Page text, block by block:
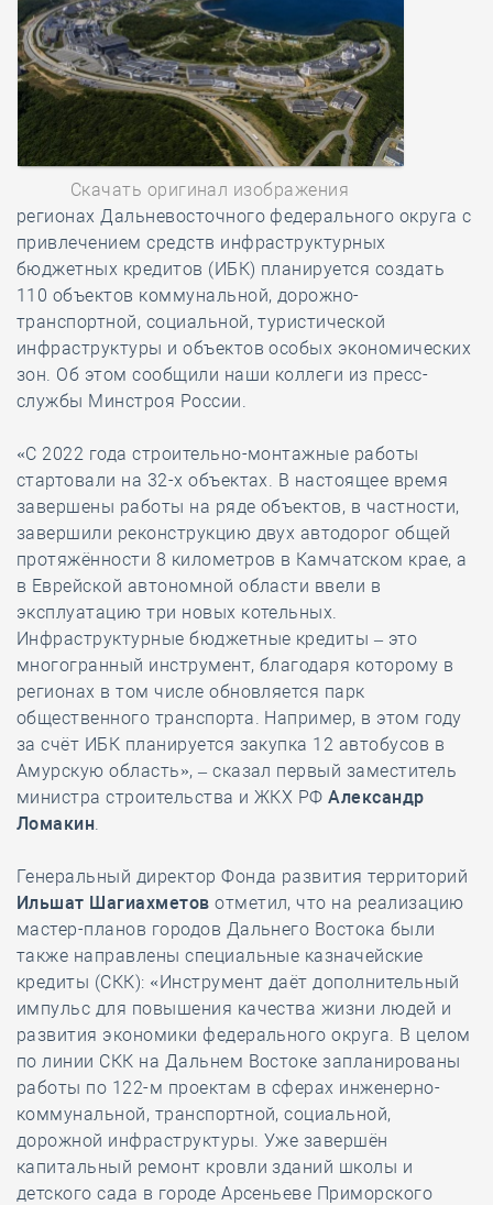
Скачать оригинал изображения
регионах Дальневосточного федерального округа с
привлечением средств инфраструктурных
бюджетных кредитов (ИБК) планируется создать
110 объектов коммунальной, дорожно-
транспортной, социальной, туристической
инфраструктуры и объектов особых экономических
зон. Об этом сообщили наши коллеги из пресс-
службы Минстроя России.
«С 2022 года строительно-монтажные работы
стартовали на 32-х объектах. В настоящее время
завершены работы на ряде объектов, в частности,
завершили реконструкцию двух автодорог общей
протяжённости 8 километров в Камчатском крае, а
в Еврейской автономной области ввели в
эксплуатацию три новых котельных.
Инфраструктурные бюджетные кредиты – это
многогранный инструмент, благодаря которому в
регионах в том числе обновляется парк
общественного транспорта. Например, в этом году
за счёт ИБК планируется закупка 12 автобусов в
Амурскую область», – сказал первый заместитель
министра строительства и ЖКХ РФАлександр
Ломакин
Генеральный директор Фонда развития территорий
Ильшат Шагиахметов отметил, что на реализацию
мастер-планов городов Дальнего Востока были
также направлены специальные казначейские
кредиты (СКК): «Инструмент даёт дополнительный
импульс для повышения качества жизни людей и
развития экономики федерального округа. В целом
по линии СКК на Дальнем Востоке запланированы
работы по 122-м проектам в сферах инженерно-
коммунальной, транспортной, социальной,
дорожной инфраструктуры. Уже завершён
капитальный ремонт кровли зданий школы и
детского сада в городе Арсеньеве Приморского